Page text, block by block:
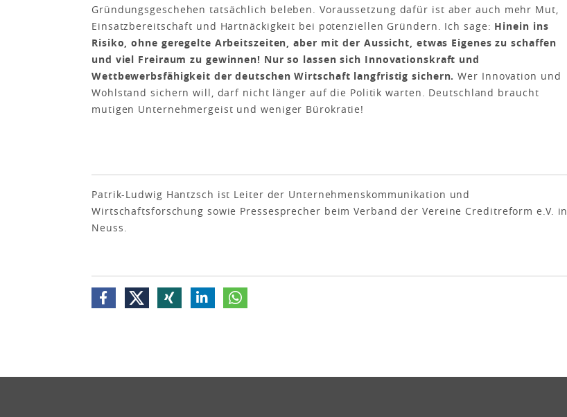
Gründungsgeschehen tatsächlich beleben. Vo­raussetzung dafür ist aber auch mehr Mut,
Einsatzbereitschaft und Hartnäckigkeit bei potenziellen Gründern. Ich sage: Hinein ins
Risiko, ohne geregelte Arbeitszeiten, aber mit der Aussicht, etwas Eigenes zu schaffen
und viel Freiraum zu gewinnen! Nur so lassen sich Innovationskraft und
Wettbewerbsfähigkeit der deutschen Wirtschaft langfristig sichern.Wer Innovation und
Wohlstand sichern will, darf nicht länger auf die Politik warten. Deutschland braucht
mutigen Unternehmergeist und weniger Bürokratie!
Patrik-Ludwig Hantzsch ist Leiter der Unternehmenskommunikation und
Wirtschaftsforschung sowie Pressesprecher beim Verband der Vereine Creditreform e.V. in
Neuss.